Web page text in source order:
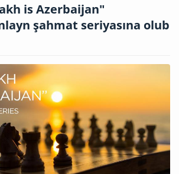
is Azerbaijan"
şahmat seriyasına olub